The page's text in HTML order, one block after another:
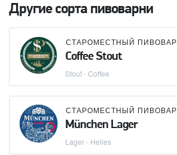
Другие сорта пивоварни
СТАРОМЕСТНЫЙ ПИВОВАР
Coffee Stout
Stout - Coffee
СТАРОМЕСТНЫЙ ПИВОВАР
München Lager
Lager - Helles